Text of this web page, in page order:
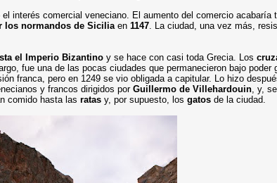
interés comercial veneciano. El aumento del comercio acabaría
los normandos de Siciliaen1147. La ciudad, una vez más,
el Imperio Bizantino y se hace con casi toda Grecia. Los
fue una de las pocas ciudades que permanecieron bajo poder
franca, pero en 1249 se vio obligada a capitular. Lo hizo
y francos dirigidos porGuillermo de Villehardouin, y,
comido hasta lasratasy, por supuesto, losgatosde la ciudad.